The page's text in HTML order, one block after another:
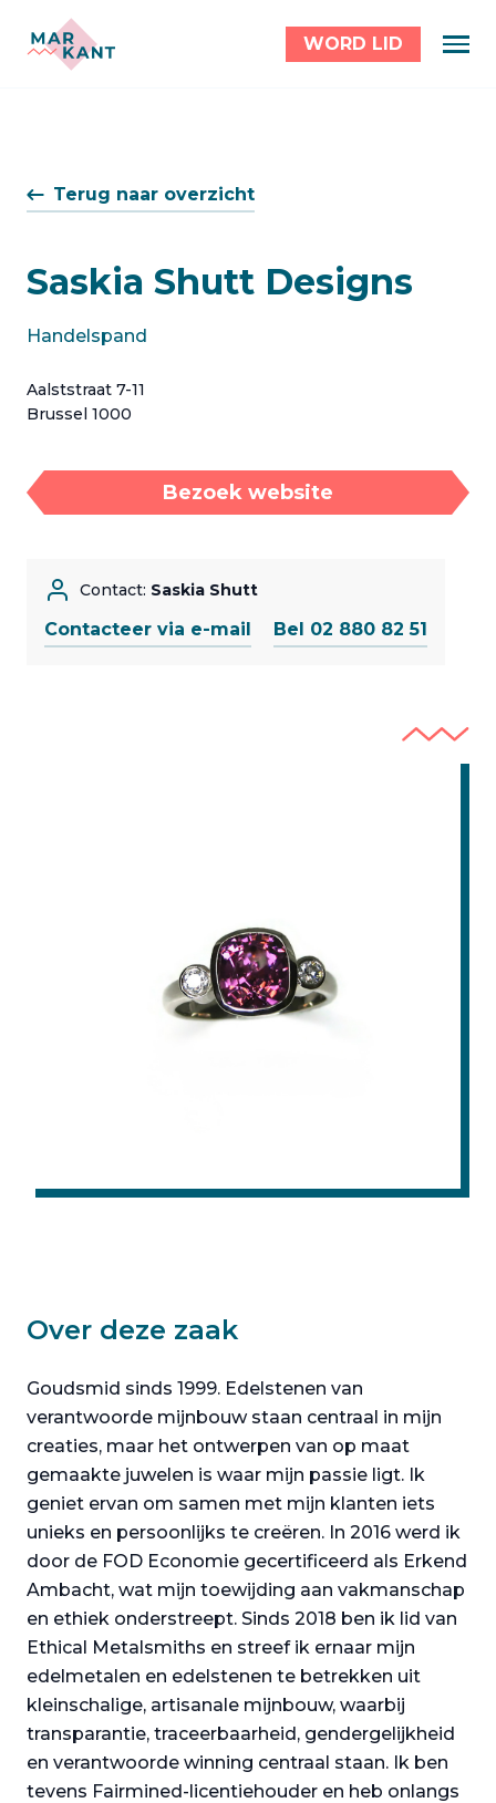
WORD LID
Terug naar overzicht
Saskia Shutt Designs
Handelspand
Aalststraat 7-11
Brussel 1000
Bezoek website
Contact: Saskia Shutt
Contacteer via e-mail Bel 02 880 82 51
Over deze zaak
Goudsmid sinds 1999. Edelstenen van
verantwoorde mijnbouw staan centraal in mijn
creaties, maar het ontwerpen van op maat
gemaakte juwelen is waar mijn passie ligt. Ik
geniet ervan om samen met mijn klanten iets
unieks en persoonlijks te creëren. In 2016 werd ik
door de FOD Economie gecertificeerd als Erkend
Ambacht, wat mijn toewijding aan vakmanschap
en ethiek onderstreept. Sinds 2018 ben ik lid van
Ethical Metalsmiths en streef ik ernaar mijn
edelmetalen en edelstenen te betrekken uit
kleinschalige, artisanale mijnbouw, waarbij
transparantie, traceerbaarheid, gendergelijkheid
en verantwoorde winning centraal staan. Ik ben
tevens Fairmined-licentiehouder en heb onlangs